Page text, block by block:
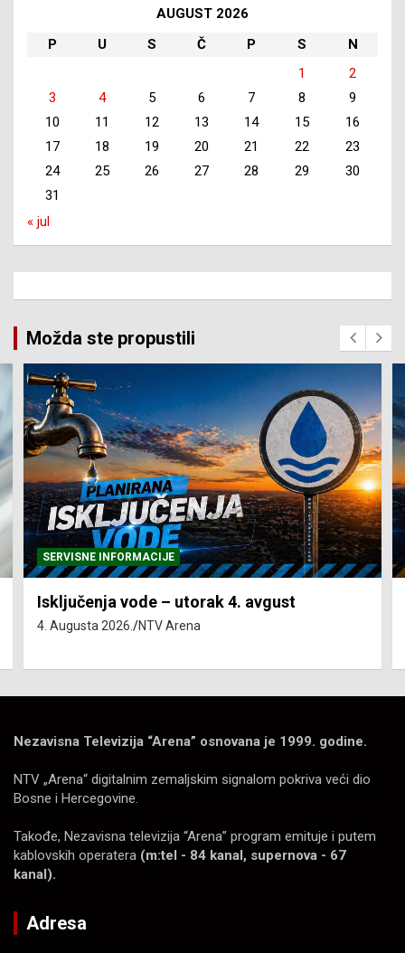
AUGUST 2026
P
U S Č P S
N
1
2
3
4 5 6 7 8
9
10
11 12 13 14 15
16
17
18 19 20 21 22
23
24
25 26 27 28 29
30
31
« jul
Možda ste propustili
SERVISNE INFORMACIJE
Isključenja vode – utorak 4. avgust
4. Augusta 2026. NTV Arena
Nezavisna Televizija “Arena” osnovana je 1999. godine.
NTV „Arena“ digitalnim zemaljskim signalom pokriva veći dio
Bosne i Hercegovine.
Takođe, Nezavisna televizija “Arena” program emituje i putem
kablovskih operatera (m:tel - 84 kanal, supernova - 67
kanal).
Adresa